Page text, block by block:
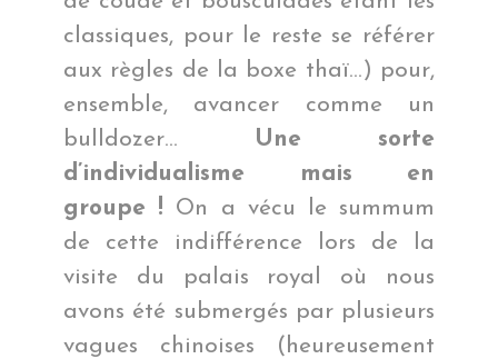
classiques, pour le reste se référer
aux règles de la boxe thaï…) pour,
ensemble, avancer comme un
bulldozer… Une sorte
d’individualisme mais en
groupe ! On a vécu le summum
de cette indifférence lors de la
visite du palais royal où nous
avons été submergés par plusieurs
vagues chinoises (heureusement